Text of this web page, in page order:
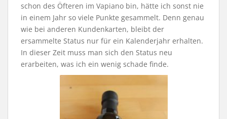
schon des Öfteren im Vapiano bin, hätte ich sonst nie
in einem Jahr so viele Punkte gesammelt. Denn genau
wie bei anderen Kundenkarten, bleibt der
ersammelte Status nur für ein Kalenderjahr erhalten.
In dieser Zeit muss man sich den Status neu
erarbeiten, was ich ein wenig schade finde.